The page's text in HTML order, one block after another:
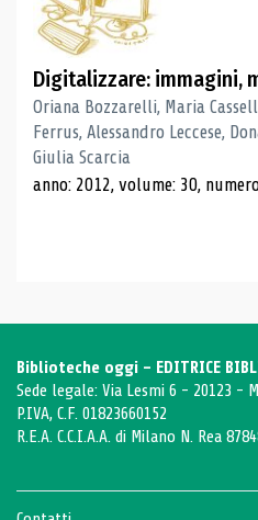
Digitalizzare: immagini,
Oriana Bozzarelli, Maria
Ferrus, Alessandro Leccese,
Giulia Scarcia
anno: 2012, volume: 30,
Biblioteche oggi - EDITRICE
Sede legale: Via Lesmi 6 - 20123 -
P.IVA, C.F. 01823660152
R.E.A. C.C.I.A.A. di Milano N. Rea